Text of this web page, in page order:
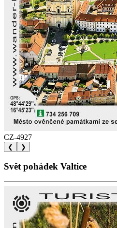
CZ-4927
❮ ❯
Svět pohádek Valtice